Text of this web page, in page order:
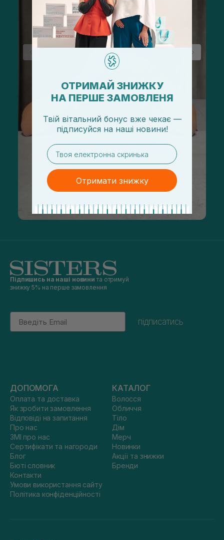
Підпишись на наші новини та отримуй
знижку 5% на перше замовлення
Email
підписатись
ДОПОМОГА
Оплата та доставка
Як зробити замовлення
Відповіді на запитання
Про нас
ЗМІ про нас
Сертифікати та нагороди
Блог
Бюті словник
Контакти
Умови використання сайту
Політика конфіденційності
КАТАЛОГ
Волосся
Обличчя
Тіло
Дім
Мерч
Новинки
Акції та знижки
Бренди
ОТРИМАЙ ЗНИЖКУ
НА ПЕРШЕ ЗАМОВЛЕНЯ
Твій вітальний бонус вже чекає —
підписуйся на наші новини!
email
Отримати знижку